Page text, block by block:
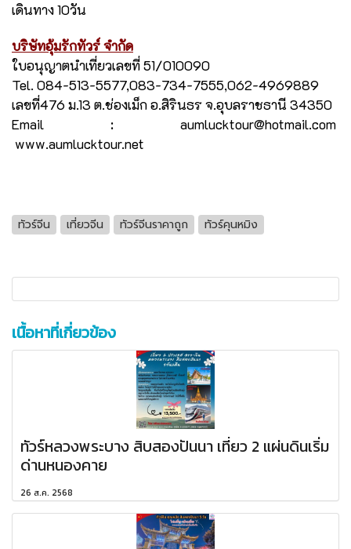
เดินทาง 10วัน
บริษัทอุ้มรักทัวร์ จำกัด
ใบอนุญาตนำเที่ยวเลขที่ 51/010090
Tel. 084-513-5577,083-734-7555,062-4969889
เลขที่476 ม.13 ต.ช่องเม็ก อ.สิรินธร จ.อุบลราชธานี 34350
Email : aumlucktour@hotmail.com
www.aumlucktour.net
ทัวร์จีน เที่ยวจีน ทัวร์จีนราคาถูก ทัวร์คุนหมิง
เนื้อหาที่เกี่ยวข้อง
ทัวร์หลวงพระบาง สิบสองปันนา เที่ยว 2 แผ่นดินเริ่ม
ด่านหนองคาย
26 ส.ค. 2568